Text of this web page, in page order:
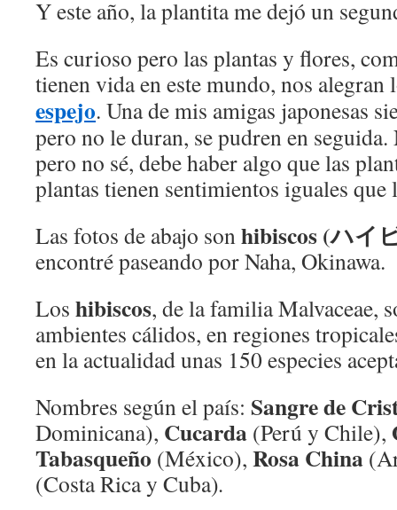
Y este año, la plantita me dejó un
Es curioso pero las plantas y flores,
tienen vida en este mundo, nos
espejo. Una de mis amigas japonesas
pero no le duran, se pudren en seguida.
pero no sé, debe haber algo que las
plantas tienen sentimientos iguales que
Las fotos de abajo sonhibiscos (ハイ
encontré paseando por Naha, Okinawa.
Los hibiscos, de la familia Malvaceae,
ambientes cálidos, en regiones
en la actualidad unas 150 especies
Nombres según el país: Sangre de
Dominicana), Cucarda (Perú y Chile),
Tabasqueño (México), Rosa China
(Costa Rica y Cuba).